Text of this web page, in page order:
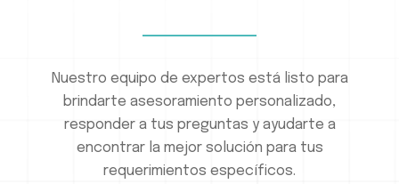
Nuestro equipo de expertos está listo para
brindarte asesoramiento personalizado,
responder a tus preguntas y ayudarte a
encontrar la mejor solución para tus
requerimientos específicos.